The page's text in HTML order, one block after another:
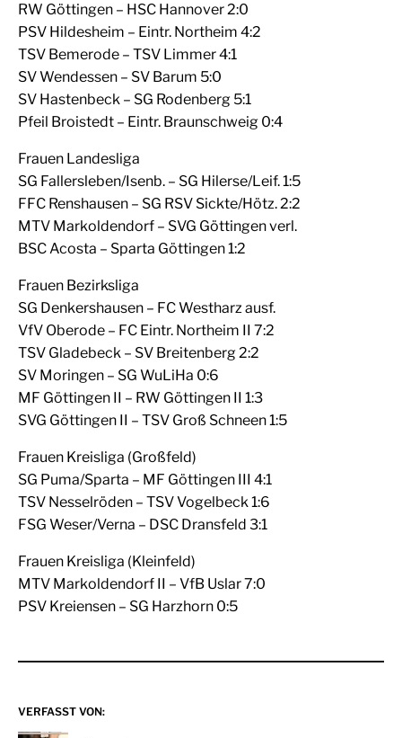
RW Göttingen – HSC Hannover 2:0
PSV Hildesheim – Eintr. Northeim 4:2
TSV Bemerode – TSV Limmer 4:1
SV Wendessen – SV Barum 5:0
SV Hastenbeck – SG Rodenberg 5:1
Pfeil Broistedt – Eintr. Braunschweig 0:4
Frauen Landesliga
SG Fallersleben/Isenb. – SG Hilerse/Leif. 1:5
FFC Renshausen – SG RSV Sickte/Hötz. 2:2
MTV Markoldendorf – SVG Göttingen verl.
BSC Acosta – Sparta Göttingen 1:2
Frauen Bezirksliga
SG Denkershausen – FC Westharz ausf.
VfV Oberode – FC Eintr. Northeim II 7:2
TSV Gladebeck – SV Breitenberg 2:2
SV Moringen – SG WuLiHa 0:6
MF Göttingen II – RW Göttingen II 1:3
SVG Göttingen II – TSV Groß Schneen 1:5
Frauen Kreisliga (Großfeld)
SG Puma/Sparta – MF Göttingen III 4:1
TSV Nesselröden – TSV Vogelbeck 1:6
FSG Weser/Verna – DSC Dransfeld 3:1
Frauen Kreisliga (Kleinfeld)
MTV Markoldendorf II – VfB Uslar 7:0
PSV Kreiensen – SG Harzhorn 0:5
VERFASST VON: